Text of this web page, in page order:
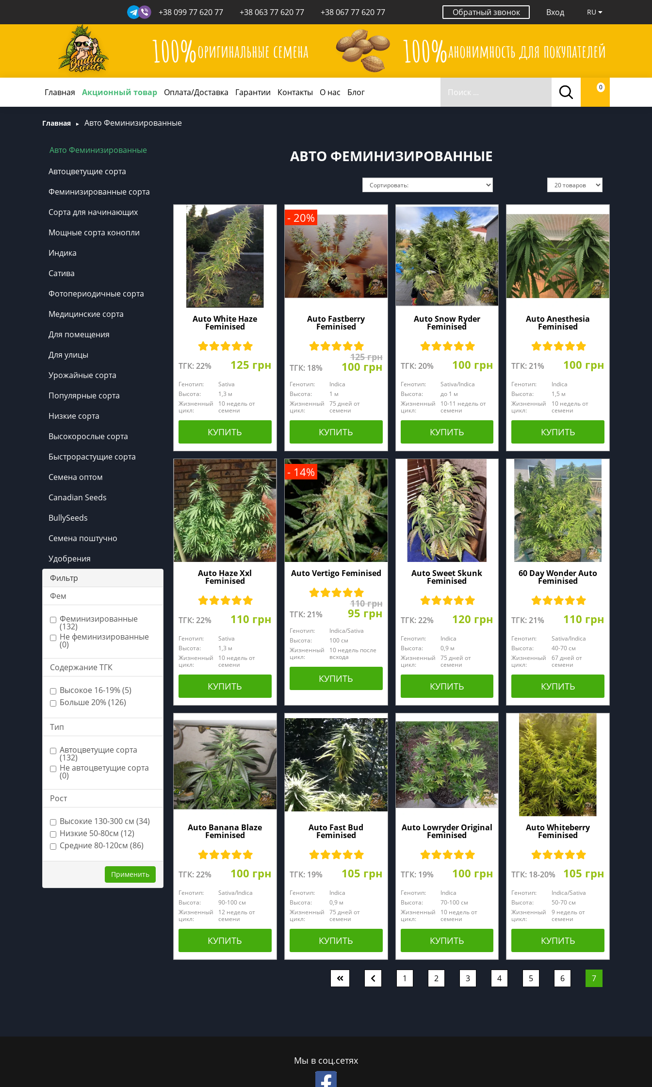
+38 099 77 620 77 +38 063 77 620 77 +38 067 77 620 77 Обратный звонок Вход RU
100%оригинальные семена 100%анонимность для покупателей
Главная Акционный товар Оплата/Доставка Гарантии Контакты О нас Блог 0
Главная Авто Феминизированные
Авто Феминизированные
Автоцветущие сорта
Феминизированные сорта
Сорта для начинающих
Мощные сорта конопли
Индика
Сатива
Фотопериодичные сорта
Медицинские сорта
Для помещения
Для улицы
Урожайные сорта
Популярные сорта
Низкие сорта
Высокорослые сорта
Быстрорастущие сорта
Семена оптом
Canadian Seeds
BullySeeds
Семена поштучно
Удобрения
Фильтр
Фем
Феминизированные
(132)
Не феминизированные
(0)
Содержание ТГК
Высокое 16-19% (5)
Больше 20% (126)
Тип
Автоцветущие сорта
(132)
Не автоцветущие сорта
(0)
Рост
Высокие 130-300 см (34)
Низкие 50-80см (12)
Средние 80-120см (86)
Применить
АВТО ФЕМИНИЗИРОВАННЫЕ
Auto White Haze
Feminised
ТГК: 22% 125 грн
Генотип:
Sativa
Высота:
1,3 м
Жизненный
цикл:
10 недель от
семени
КУПИТЬ
Auto Fastberry
Feminised
ТГК: 18%
125 грн
100 грн
Генотип:
Indica
Высота:
1 м
Жизненный
цикл:
75 дней от
семени
КУПИТЬ
- 20%
Auto Snow Ryder
Feminised
ТГК: 20% 100 грн
Генотип:
Sativa/Indica
Высота:
до 1 м
Жизненный
цикл:
10-11 недель от
семени
КУПИТЬ
Auto Anesthesia
Feminised
ТГК: 21% 100 грн
Генотип:
Indica
Высота:
1,5 м
Жизненный
цикл:
10 недель от
семени
КУПИТЬ
Auto Haze Xxl
Feminised
ТГК: 22% 110 грн
Генотип:
Sativa
Высота:
1,3 м
Жизненный
цикл:
10 недель от
семени
КУПИТЬ
Auto Vertigo Feminised
ТГК: 21%
110 грн
95 грн
Генотип:
Indica/Sativa
Высота:
100 см
Жизненный
цикл:
10 недель после
всхода
КУПИТЬ
- 14%
Auto Sweet Skunk
Feminised
ТГК: 22% 120 грн
Генотип:
Indica
Высота:
0,9 м
Жизненный
цикл:
75 дней от
семени
КУПИТЬ
60 Day Wonder Auto
Feminised
ТГК: 21% 110 грн
Генотип:
Sativa/Indica
Высота:
40-70 см
Жизненный
цикл:
67 дней от
семени
КУПИТЬ
Auto Banana Blaze
Feminised
ТГК: 22% 100 грн
Генотип:
Sativa/Indica
Высота:
90-100 см
Жизненный
цикл:
12 недель от
семени
КУПИТЬ
Auto Fast Bud
Feminised
ТГК: 19% 105 грн
Генотип:
Indica
Высота:
0,9 м
Жизненный
цикл:
75 дней от
семени
КУПИТЬ
Auto Lowryder Original
Feminised
ТГК: 19% 100 грн
Генотип:
Indica
Высота:
70-100 см
Жизненный
цикл:
10 недель от
семени
КУПИТЬ
Auto Whiteberry
Feminised
ТГК: 18-20% 105 грн
Генотип:
Indica/Sativa
Высота:
50-70 см
Жизненный
цикл:
9 недель от
семени
КУПИТЬ
1 2 3 4 5 6 7
Мы в соц.сетях